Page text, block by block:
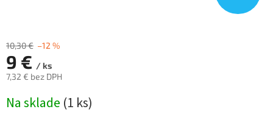
10,30 € –12 %
9 € / ks
7,32 € bez DPH
cena:
Na sklade (1 ks)